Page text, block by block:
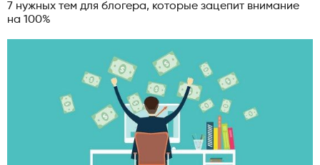
7 нужных тем для блогера, которые зацепит внимание
на 100%